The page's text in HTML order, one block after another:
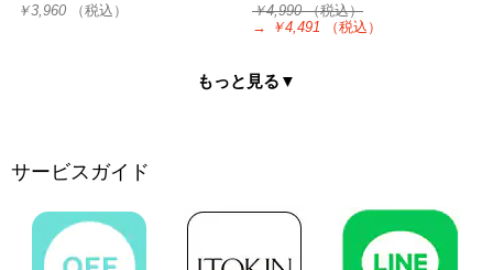
￥3,960 （税込） ￥4,990（税込）
→
￥4,491 （税込）
もっと見る▼
サービスガイド